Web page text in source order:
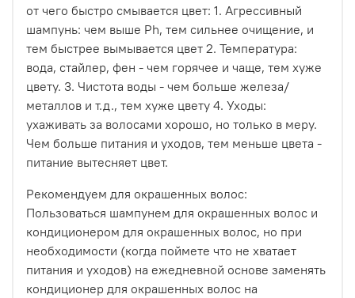
от чего быстро смывается цвет: 1. Агрессивный
шампунь: чем выше Ph, тем сильнее очищение, и
тем быстрее вымывается цвет 2. Температура:
вода, стайлер, фен - чем горячее и чаще, тем хуже
цвету. 3. Чистота воды - чем больше железа/
металлов и т.д., тем хуже цвету 4. Уходы:
ухаживать за волосами хорошо, но только в меру.
Чем больше питания и уходов, тем меньше цвета -
питание вытесняет цвет.
Рекомендуем для окрашенных волос:
Пользоваться шампунем для окрашенных волос и
кондиционером для окрашенных волос, но при
необходимости (когда поймете что не хватает
питания и уходов) на ежедневной основе заменять
кондиционер для окрашенных волос на